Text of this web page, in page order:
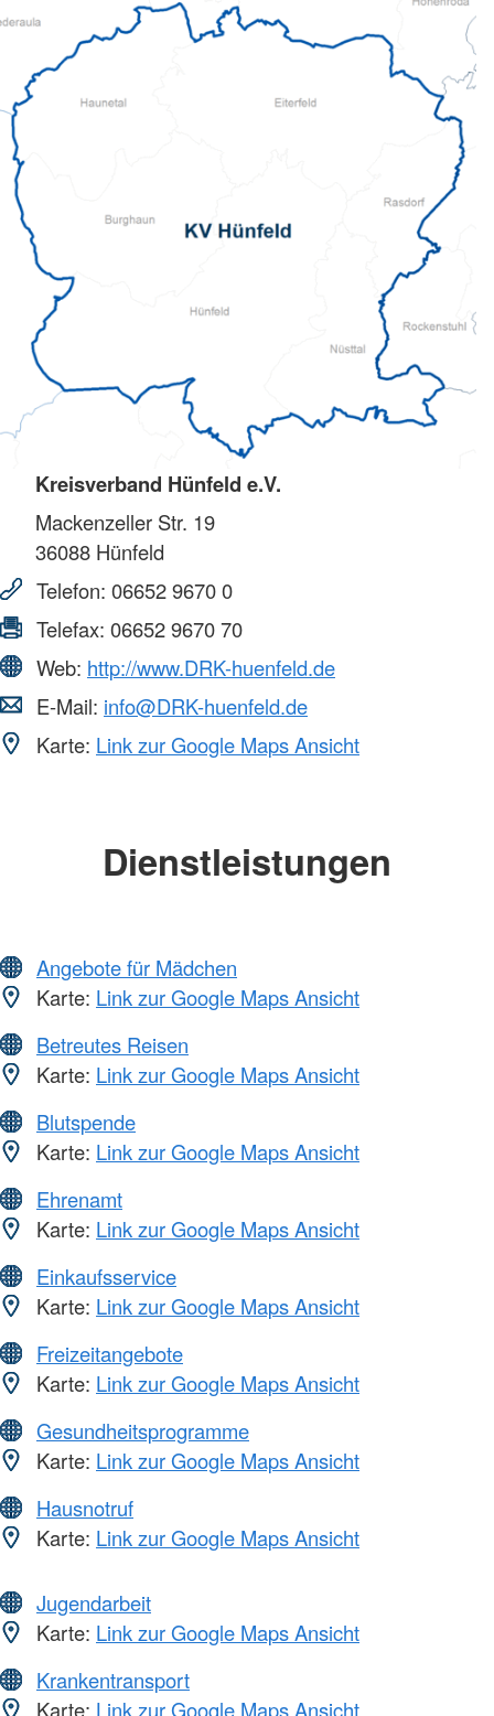
Kreisverband Hünfeld e.V.
Mackenzeller Str. 19
36088 Hünfeld
Telefon: 06652 9670 0
Telefax: 06652 9670 70
Web: http://www.DRK-huenfeld.de
E-Mail: info@DRK-huenfeld.de
Karte: Link zur Google Maps Ansicht
Dienstleistungen
Angebote für Mädchen
Karte: Link zur Google Maps Ansicht
Betreutes Reisen
Karte: Link zur Google Maps Ansicht
Blutspende
Karte: Link zur Google Maps Ansicht
Ehrenamt
Karte: Link zur Google Maps Ansicht
Einkaufsservice
Karte: Link zur Google Maps Ansicht
Freizeitangebote
Karte: Link zur Google Maps Ansicht
Gesundheitsprogramme
Karte: Link zur Google Maps Ansicht
Hausnotruf
Karte: Link zur Google Maps Ansicht
Jugendarbeit
Karte: Link zur Google Maps Ansicht
Krankentransport
Karte: Link zur Google Maps Ansicht